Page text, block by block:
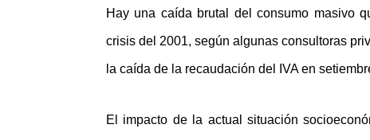
Hay una caída brutal del consumo masivo
crisis del 2001, según algunas consultoras
la caída de la recaudación del IVA en
El impacto de la actual situación